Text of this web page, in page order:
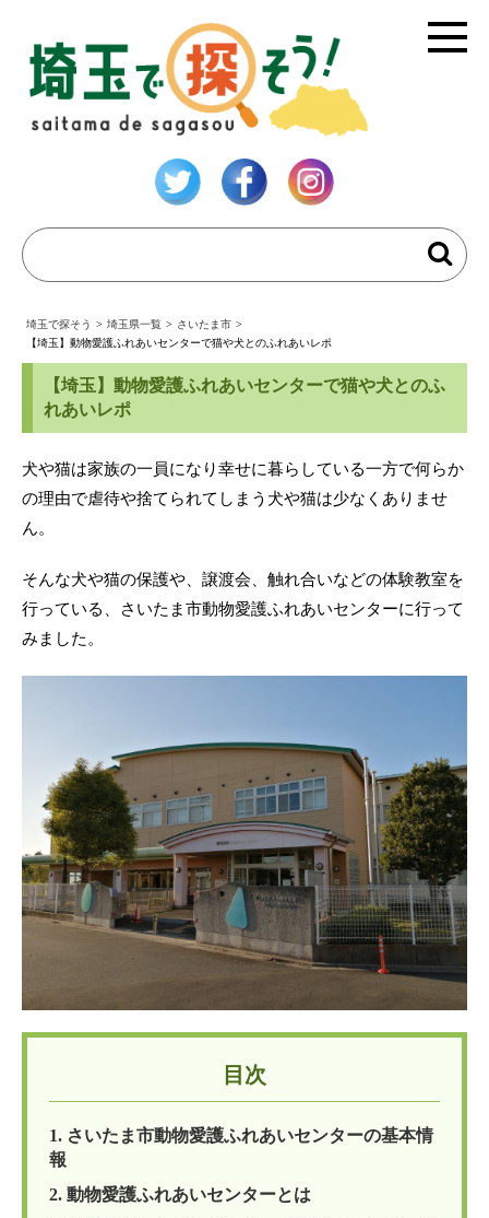
埼玉で探そう > 埼玉県一覧 > さいたま市 >
【埼玉】動物愛護ふれあいセンターで猫や犬とのふれあいレポ
【埼玉】動物愛護ふれあいセンターで猫や犬とのふ
れあいレポ
犬や猫は家族の一員になり幸せに暮らしている一方で何らか
の理由で虐待や捨てられてしまう犬や猫は少なくありませ
ん。
そんな犬や猫の保護や、譲渡会、触れ合いなどの体験教室を
行っている、さいたま市動物愛護ふれあいセンターに行って
みました。
目次
1. さいたま市動物愛護ふれあいセンターの基本情
報
2. 動物愛護ふれあいセンターとは